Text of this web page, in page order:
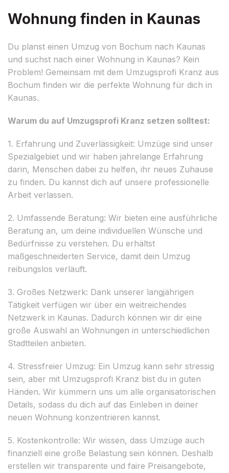
Wohnung finden in Kaunas
Du planst einen Umzug von Bochum nach Kaunas
und suchst nach einer Wohnung in Kaunas? Kein
Problem! Gemeinsam mit dem Umzugsprofi Kranz aus
Bochum finden wir die perfekte Wohnung für dich in
Kaunas.
Warum du auf Umzugsprofi Kranz setzen solltest:
1. Erfahrung und Zuverlässigkeit: Umzüge sind unser
Spezialgebiet und wir haben jahrelange Erfahrung
darin, Menschen dabei zu helfen, ihr neues Zuhause
zu finden. Du kannst dich auf unsere professionelle
Arbeit verlassen.
2. Umfassende Beratung: Wir bieten eine ausführliche
Beratung an, um deine individuellen Wünsche und
Bedürfnisse zu verstehen. Du erhältst
maßgeschneiderten Service, damit dein Umzug
reibungslos verläuft.
3. Großes Netzwerk: Dank unserer langjährigen
Tätigkeit verfügen wir über ein weitreichendes
Netzwerk in Kaunas. Dadurch können wir dir eine
große Auswahl an Wohnungen in unterschiedlichen
Stadtteilen anbieten.
4. Stressfreier Umzug: Ein Umzug kann sehr stressig
sein, aber mit Umzugsprofi Kranz bist du in guten
Händen. Wir kümmern uns um alle organisatorischen
Details, sodass du dich auf das Einleben in deiner
neuen Wohnung konzentrieren kannst.
5. Kostenkontrolle: Wir wissen, dass Umzüge auch
finanziell eine große Belastung sein können. Deshalb
erstellen wir transparente und faire Preisangebote,